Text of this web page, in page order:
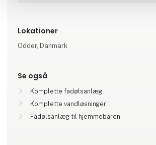
Lokationer
Odder, Danmark
Se også
Komplette fadølsanlæg
Komplette vandløsninger
Fadølsanlæg til hjemmebaren